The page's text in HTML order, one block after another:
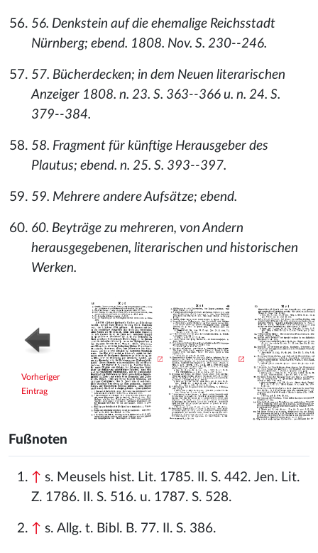
56. Denkstein auf die ehemalige Reichsstadt
Nürnberg; ebend. 1808. Nov. S. 230--246.
57. Bücherdecken; in dem Neuen literarischen
Anzeiger 1808. n. 23. S. 363--366 u. n. 24. S.
379--384.
58. Fragment für künftige Herausgeber des
Plautus; ebend. n. 25. S. 393--397.
59. Mehrere andere Aufsätze; ebend.
60. Beyträge zu mehreren, von Andern
herausgegebenen, literarischen und historischen
Werken.
Vorheriger
Eintrag
Fußnoten
↑ s. Meusels hist. Lit. 1785. II. S. 442. Jen. Lit.
Z. 1786. II. S. 516. u. 1787. S. 528.
↑ s. Allg. t. Bibl. B. 77. II. S. 386.